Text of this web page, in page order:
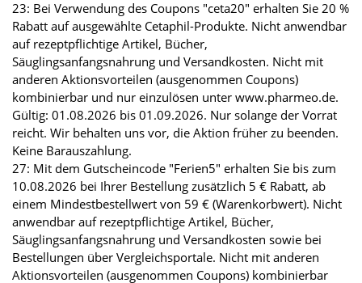
23: Bei Verwendung des Coupons "ceta20" erhalten Sie 20 %
Rabatt auf ausgewählte Cetaphil-Produkte. Nicht anwendbar
auf rezeptpflichtige Artikel, Bücher,
Säuglingsanfangsnahrung und Versandkosten. Nicht mit
anderen Aktionsvorteilen (ausgenommen Coupons)
kombinierbar und nur einzulösen unter www.pharmeo.de.
Gültig: 01.08.2026 bis 01.09.2026. Nur solange der Vorrat
reicht. Wir behalten uns vor, die Aktion früher zu beenden.
Keine Barauszahlung.
27: Mit dem Gutscheincode "Ferien5" erhalten Sie bis zum
10.08.2026 bei Ihrer Bestellung zusätzlich 5 € Rabatt, ab
einem Mindestbestellwert von 59 € (Warenkorbwert). Nicht
anwendbar auf rezeptpflichtige Artikel, Bücher,
Säuglingsanfangsnahrung und Versandkosten sowie bei
Bestellungen über Vergleichsportale. Nicht mit anderen
Aktionsvorteilen (ausgenommen Coupons) kombinierbar